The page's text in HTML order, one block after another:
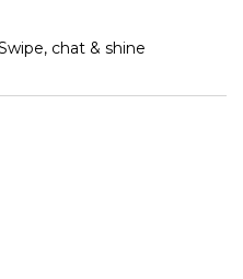
chat & shine